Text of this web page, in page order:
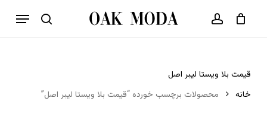
جستجو حساب کاربری
فهرست
سبد خرید بستن
قیمت بلا ویستا لیبر اصل
خانه
محصولات برچسب خورده “قیمت بلا ویستا لیبر اصل”
بستن